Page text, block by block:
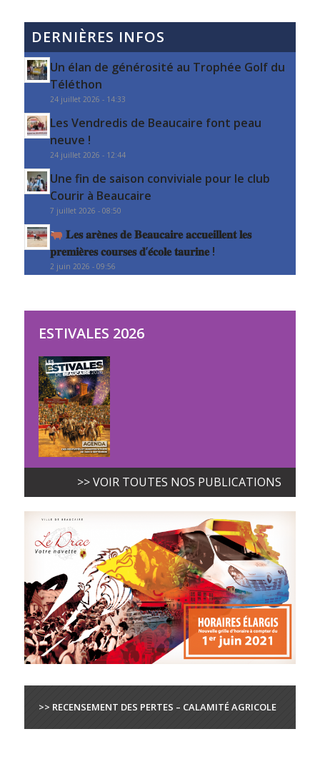
DERNIÈRES INFOS
Un élan de générosité au Trophée Golf du
Téléthon
24 juillet 2026 - 14:33
Les Vendredis de Beaucaire font peau
neuve !
24 juillet 2026 - 12:44
Une fin de saison conviviale pour le club
Courir à Beaucaire
7 juillet 2026 - 08:50
𝐋𝐞𝐬 𝐚𝐫𝐞̀𝐧𝐞𝐬 𝐝𝐞 𝐁𝐞𝐚𝐮𝐜𝐚𝐢𝐫𝐞 𝐚𝐜𝐜𝐮𝐞𝐢𝐥𝐥𝐞𝐧𝐭 𝐥𝐞𝐬
𝐩𝐫𝐞𝐦𝐢𝐞̀𝐫𝐞𝐬 𝐜𝐨𝐮𝐫𝐬𝐞𝐬 𝐝’𝐞́𝐜𝐨𝐥𝐞 𝐭𝐚𝐮𝐫𝐢𝐧𝐞 !
2 juin 2026 - 09:56
ESTIVALES 2026
>> VOIR TOUTES NOS PUBLICATIONS
>> RECENSEMENT DES PERTES – CALAMITÉ AGRICOLE